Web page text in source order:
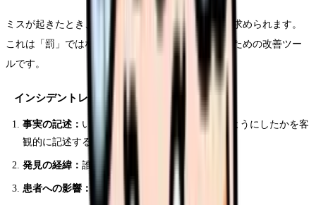
ミスが起きたとき、インシデントレポートの提出を求められます。
これは「罰」ではなく、同じミスを組織として防ぐための改善ツー
ルです。
インシデントレポートに書くべき内容
事実の記述： いつ、どこで、誰が、何を、どのようにしたかを客
観的に記述する。感情や主観は含めない
発見の経緯： 誰がどの時点でミスに気づいたか
患者への影響： 実害の有無、健康状態への影響